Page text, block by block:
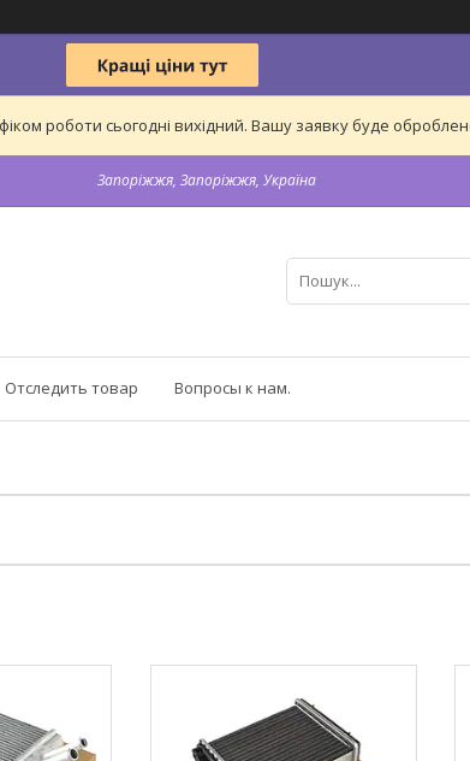
роботи сьогодні вихідний. Вашу заявку буде
Запоріжжя, Запоріжжя, Україна
Отследить товар Вопросы к нам.